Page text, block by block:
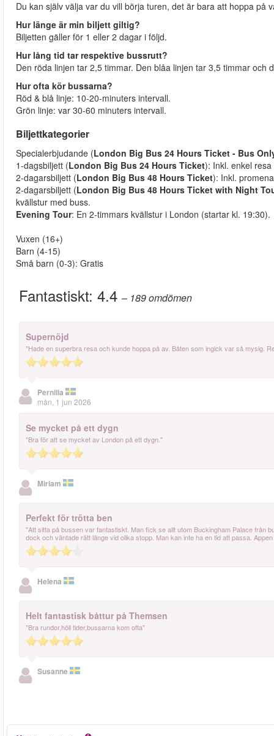
Du kan själv välja var du vill börja turen, det är bara att hoppa
Hur länge är min biljett giltig?
Biljetten gäller för 1 eller 2 dagar i följd.
Hur lång tid tar respektive bussrutt?
Den röda linjen tar 2,5 timmar. Den blåa linjen tar 3,5 timmar
Hur ofta kör bussarna?
Röd & blå linje: 10-20-minuters intervall.
Grön linje: var 30-60 minuters intervall.
Biljettkategorier
Specialerbjudande (London Big Bus 24 Hours Ticket - Bus
1-dagsbiljett (London Big Bus 24 Hours Ticket): Inkl. enkel
2-dagarsbiljett (London Big Bus 48 Hours Ticket): Inkl.
2-dagarsbiljett (London Big Bus 48 Hours Ticket with Night
kvällstur med buss.
Evening Tour: En 2-timmars kvällstur i London (startar kl. 19:30).
Vuxen (16+)
Barn (4-15)
Små barn (0-3): Gratis
Fantastiskt: 4.4 – 189omdömen
Supernöjd
"Hade en superbra resa och kunde hoppa på av. Båten som ingick var så mysig.
Pernilla
mån, 1 jun 2026
Se mycket på ett dygn
"Bra för att se mycket av London på ett dygn."
Miriam
Perfekt för trötta ben
"Att sitta på bussen var fantastiskt. Man fick se allt utom Buckingham Palace från
dock och väntade rätt länge vid olika stopp. Man kan inte ha en tid att passa.
Helena
Helt fantastisk båttur på Themsen
"Bra rundor,höll tider,bussarna kom ofta"
Susanne